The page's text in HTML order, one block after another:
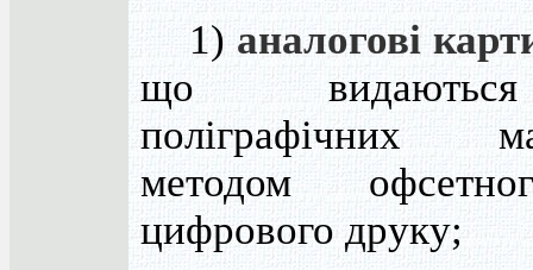
1) аналогові
що
поліграфічних
методом
цифрового друку;